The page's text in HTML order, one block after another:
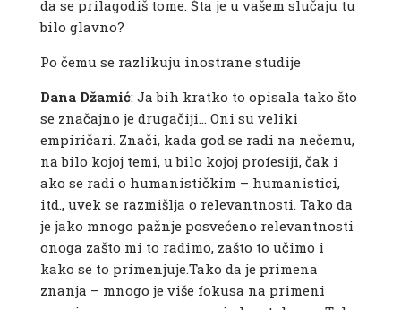
da se prilagodiš tome. Šta je u vašem slučaju tu
bilo glavno?
Po čemu se razlikuju inostrane studije
Dana Džamić: Ja bih kratko to opisala tako što
se značajno je drugačiji… Oni su veliki
empiričari. Znači, kada god se radi na nečemu,
na bilo kojoj temi, u bilo kojoj profesiji, čak i
ako se radi o humanističkim – humanistici,
itd., uvek se razmišlja o relevantnosti. Tako da
je jako mnogo pažnje posvećeno relevantnosti
onoga zašto mi to radimo, zašto to učimo i
kako se to primenjuje.Tako da je primena
znanja – mnogo je više fokusa na primeni